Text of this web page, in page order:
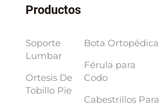
Productos
Soporte
Lumbar
Ortesis De
Tobillo Pie
Bota Ortopédica
Férula para
Codo
Cabestrillos Para